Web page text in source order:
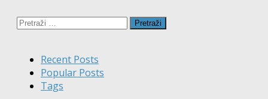
Pretraži:
Recent Posts
Popular Posts
Tags